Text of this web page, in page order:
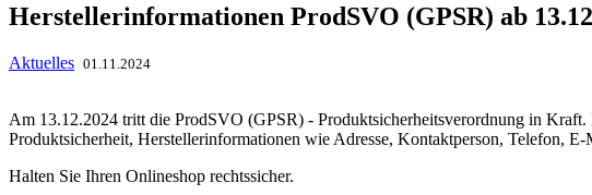
Herstellerinformationen ProdSVO (GPSR) ab
Aktuelles 01.11.2024
Am 13.12.2024 tritt die ProdSVO (GPSR) - Produktsicherheitsverordnung in Kraft.
Produktsicherheit, Herstellerinformationen wie Adresse, Kontaktperson, Telefon,
Halten Sie Ihren Onlineshop rechtssicher.